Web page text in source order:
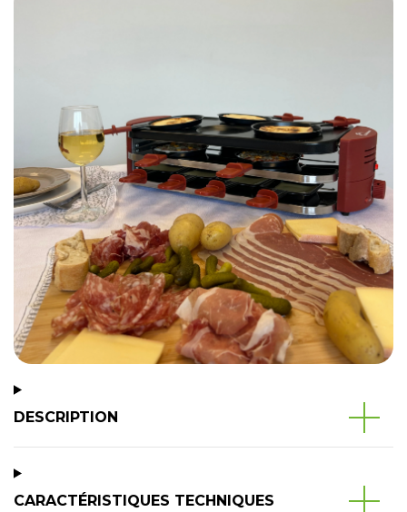
DESCRIPTION
CARACTÉRISTIQUES TECHNIQUES